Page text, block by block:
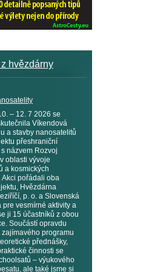
hvězdárny
– 12. 7 2026 se
Víkendová
a stavby nanosatelitů
přeshraniční
názvem Rozvoj
oblasti vývoje
a kosmických
Akci pořádali oba
Hvězdárna
p. o. a Slovenská
pre vesmírné aktivity a
ji 15 účastníků z obou
Součástí opravdu
zajímavého programu
přednášky,
činnosti se
– výukového
ale také jsme si